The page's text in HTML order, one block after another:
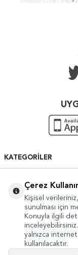
KATEGORILER
HIZLI ERIŞIM
Çerez
Kişisel
sunulması için
Konuyla ilgili
inceleyebilirsiniz.
yalnızca
kullanılacaktır.